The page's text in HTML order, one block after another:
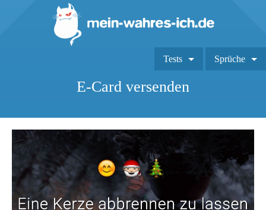
Tests Sprüche
E-Card versenden